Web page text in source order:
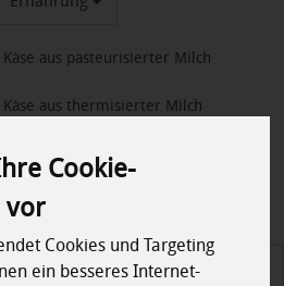
Cookie-
vor
Cookies und Targeting
ein besseres Internet-
Käse aus pasteurisierter Milch
Käse aus thermisierter Milch
Regional